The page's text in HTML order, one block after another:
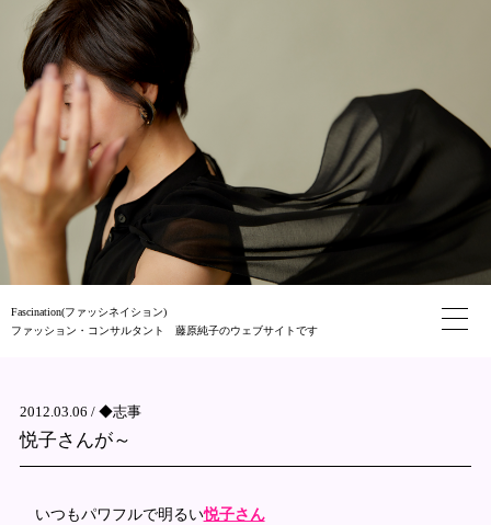
Fascination(ファッシネイション)
ファッション・コンサルタント 藤原純子のウェブサイトです
2012.03.06 / ◆志事
悦子さんが～
いつもパワフルで明るい悦子さん